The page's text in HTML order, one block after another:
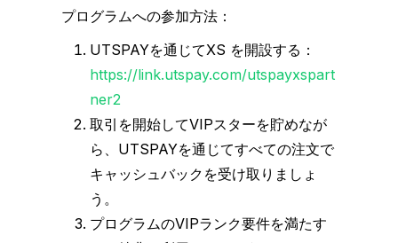
プログラムへの参加方法：
UTSPAYを通じてXS を開設する：
https://link.utspay.com/utspayxspart
ner2
取引を開始してVIPスターを貯めなが
ら、UTSPAYを通じてすべての注文で
キャッシュバックを受け取りましょ
う。
プログラムのVIPランク要件を満たす